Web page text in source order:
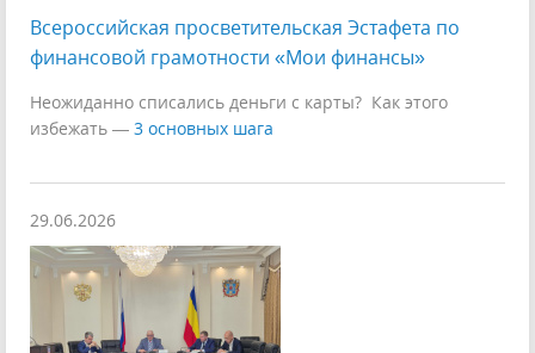
Всероссийская просветительская Эстафета по
финансовой грамотности «Мои финансы»
Неожиданно списались деньги с карты? Как этого
избежать — 3 основных шага
29.06.2026